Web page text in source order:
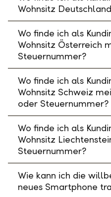
Wohnsitz
Wo finde ich als
Wohnsitz Österreich
Steuernummer?
Wo finde ich als
Wohnsitz Schweiz
oder Steuernummer?
Wo finde ich als
Wohnsitz
Steuernummer?
Wie kann ich die
neues Smartphone